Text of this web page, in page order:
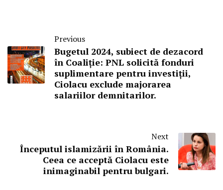
Previous
Bugetul 2024, subiect de dezacord
în Coaliție: PNL solicită fonduri
suplimentare pentru investiții,
Ciolacu exclude majorarea
salariilor demnitarilor.
Next
Începutul islamizării în România.
Ceea ce acceptă Ciolacu este
inimaginabil pentru bulgari.